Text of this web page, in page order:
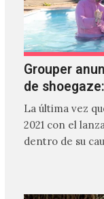
Grouper
de
La última vez
2021 con el
dentro de su